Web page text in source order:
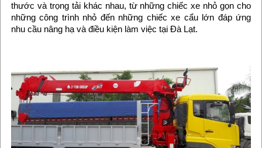
thước và trọng tải khác nhau, từ những chiếc xe nhỏ gọn cho
những công trình nhỏ đến những chiếc xe cẩu lớn đáp ứng
nhu cầu nâng hạ và điều kiện làm việc tại Đà Lạt.